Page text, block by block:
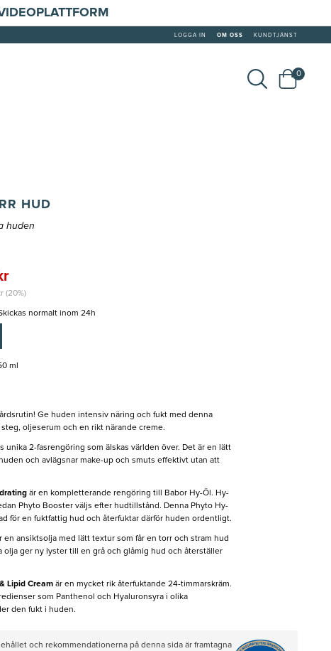
LOGGA IN OM OSS KUNDTJÄNST
0
HUD
huden
(20%)
normalt inom 24h
ml
Ge huden intensiv näring och fukt med denna
oljeserum och en rikt närande creme.
unika 2-fasrengöring som älskas världen över. Det är en lätt
och avlägsnar make-up och smuts effektivt utan att
är en kompletterande rengöring till Babor Hy-Öl. Hy-
Phyto Booster väljs efter hudtillstånd. Denna Phyto Hy-
för en fuktfattig hud och återfuktar därför huden ordentligt.
en ansiktsolja med lätt textur som får en torr och stram hud
olja ger ny lyster till en grå och glåmig hud och återställer
Lipid Cream är en mycket rik återfuktande 24-timmarskräm.
som Panthenol och Hyaluronsyra i olika
den fukt i huden.
och rekommendationerna på denna sida är framtagna